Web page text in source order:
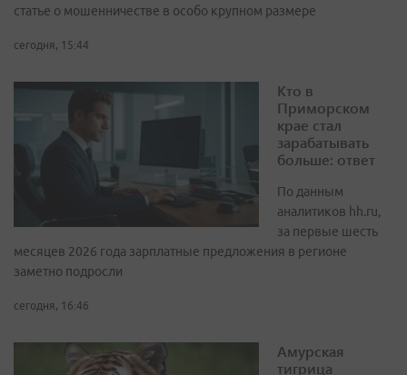
статье о мошенничестве в особо крупном размере
сегодня, 15:44
Кто в
Приморском
крае стал
зарабатывать
больше: ответ
По данным
аналитиков hh.ru,
за первые шесть
месяцев 2026 года зарплатные предложения в регионе
заметно подросли
сегодня, 16:46
Амурская
тигрица